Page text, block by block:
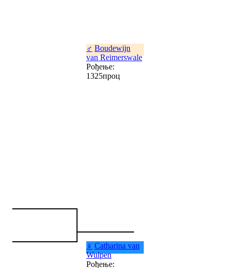
♂ Boudewijn
van Reimerswale
Рођење:
1325проц
♀ Catharina van
Wulpen
Рођење: